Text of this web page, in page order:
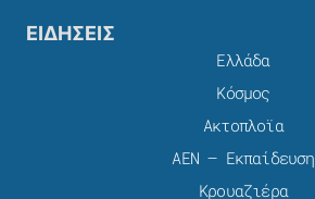
ΕΙΔΗΣΕΙΣ
Ελλάδα
Κόσμος
Ακτοπλοϊα
ΑΕΝ – Εκπαίδευση
Κρουαζιέρα